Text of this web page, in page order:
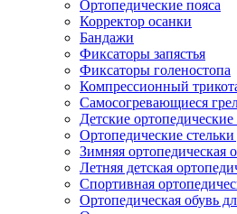
Ортопедические пояса
Корректор осанки
Бандажи
Фиксаторы запястья
Фиксаторы голеностопа
Компрессионный
Самосогревающиеся
Детские ортопедические
Ортопедические
Зимняя ортопедическая
Летняя детская
Спортивная
Ортопедическая обувь